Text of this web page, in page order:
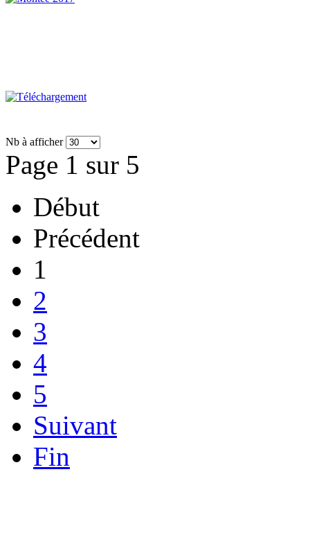
Nb à afficher
Page 1 sur 5
Début
Précédent
1
2
3
4
5
Suivant
Fin